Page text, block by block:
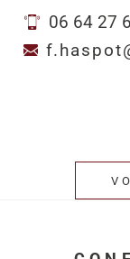
06 64 27